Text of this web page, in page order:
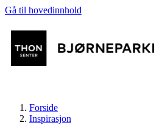
Gå til hovedinnhold
Forside
Inspirasjon